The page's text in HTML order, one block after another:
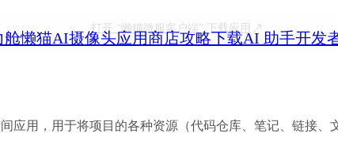
舱懒猫AI摄像头应用商店攻略下载AI 助手开发
打开 “懒猫微服客户端”下载应用
应用，用于将项目的各种资源（代码仓库、笔记、链接、